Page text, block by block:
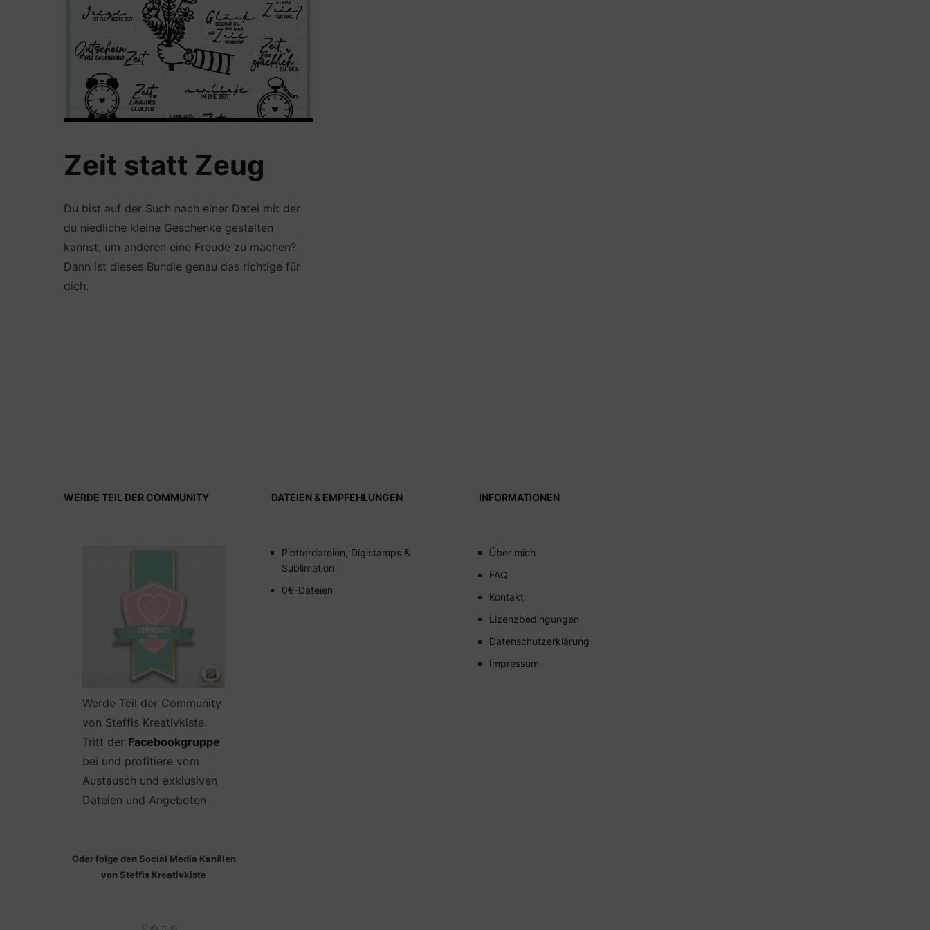
Zeit statt Zeug
Du bist auf der Such nach einer Datei mit der
du niedliche kleine Geschenke gestalten
kannst, um anderen eine Freude zu machen?
Dann ist dieses Bundle genau das richtige für
dich.
WERDE TEIL DER COMMUNITY
Werde Teil der Community
von Steffis Kreativkiste.
Tritt der Facebookgruppe
bei und profitiere vom
Austausch und exklusiven
Dateien und Angeboten
Oder folge den Social Media Kanälen
von Steffis Kreativkiste
EtsyFacebook
Instagram
DATEIEN & EMPFEHLUNGEN
Plotterdateien, Digistamps &
Sublimation
0€-Dateien
INFORMATIONEN
Über mich
FAQ
Kontakt
Lizenzbedingungen
Datenschutzerklärung
Impressum